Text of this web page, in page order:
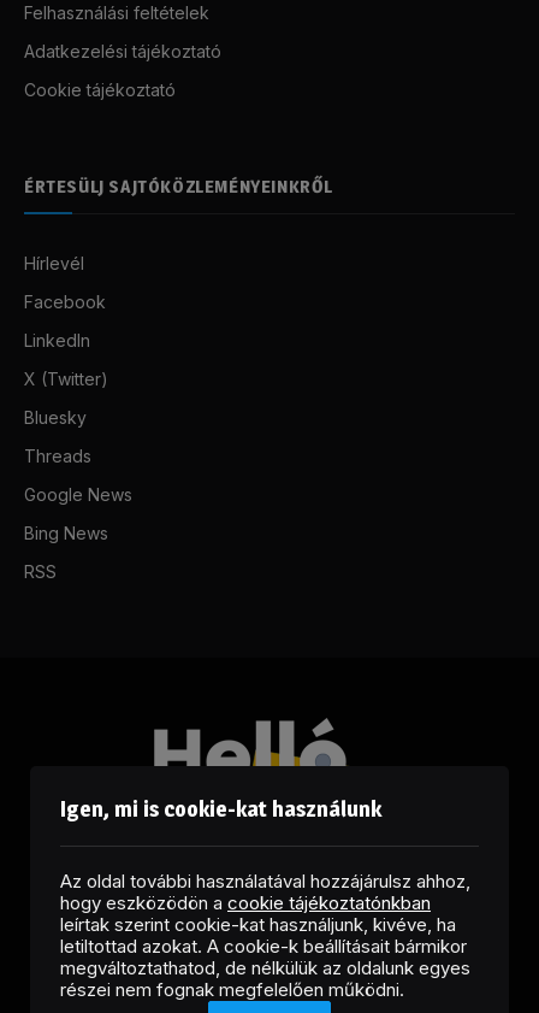
Felhasználási feltételek
Adatkezelési tájékoztató
Cookie tájékoztató
ÉRTESÜLJ SAJTÓKÖZLEMÉNYEINKRŐL
Hírlevél
Facebook
LinkedIn
X (Twitter)
Bluesky
Threads
Google News
Bing News
RSS
FacebookLinkedInX
(Twitter)
RSS
Igen, mi is cookie-kat használunk
Az oldal további használatával hozzájárulsz ahhoz,
hogy eszközödön a cookie tájékoztatónkban
leírtak szerint cookie-kat használjunk, kivéve, ha
letiltottad azokat. A cookie-k beállításait bármikor
megváltoztathatod, de nélkülük az oldalunk egyes
részei nem fognak megfelelően működni.